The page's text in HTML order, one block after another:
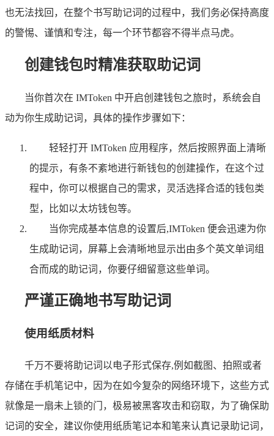
也无法找回，在整个书写助记词的过程中，我们务必保持高度
的警惕、谨慎和专注，每一个环节都容不得半点马虎。
创建钱包时精准获取助记词
当你首次在 IMToken 中开启创建钱包之旅时，系统会自
动为你生成助记词，具体的操作步骤如下：
轻轻打开 IMToken 应用程序，然后按照界面上清晰
的提示，有条不紊地进行新钱包的创建操作，在这个过
程中，你可以根据自己的需求，灵活选择合适的钱包类
型，比如以太坊钱包等。
当你完成基本信息的设置后,IMToken 便会迅速为你
生成助记词，屏幕上会清晰地显示出由多个英文单词组
合而成的助记词，你要仔细留意这些单词。
严谨正确地书写助记词
使用纸质材料
千万不要将助记词以电子形式保存,例如截图、拍照或者
存储在手机笔记中，因为在如今复杂的网络环境下，这些方式
就像是一扇未上锁的门，极易被黑客攻击和窃取，为了确保助
记词的安全，建议你使用纸质笔记本和笔来认真记录助记词，